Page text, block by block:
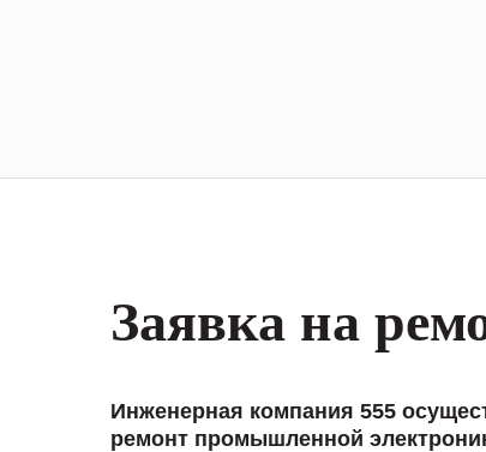
Заявка на
Инженерная компания 555
ремонт промышленной